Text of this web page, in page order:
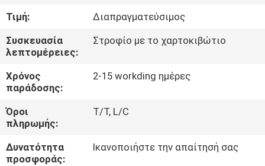
ΜΑΣ
ΕΛΆΤΕ
ΣΕ
ΕΠΑΦΉ
ΜΕ
ΕΙΔΉΣΕΙΣ
Τιμή:
Διαπραγματεύσιμος
Συσκευασία
λεπτομέρειες:
Στροφίο με το χαρτοκιβώτιο
Χρόνος
παράδοσης:
2-15 workding ημέρες
Όροι
πληρωμής:
T/T, L/C
Δυνατότητα
προσφοράς:
Ικανοποιήστε την απαίτησή σας